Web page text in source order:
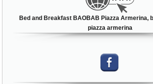
Bed and Breakfast BAOBAB Piazza Armerina,
piazza armerina